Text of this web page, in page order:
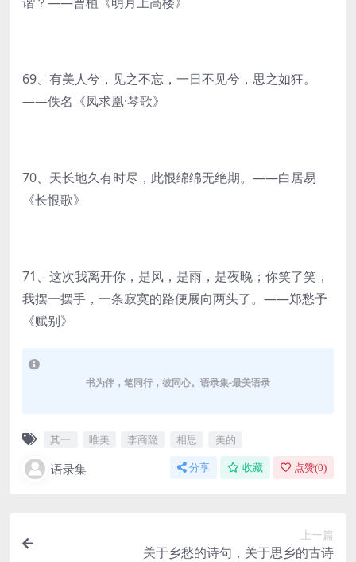
69、有美人兮，见之不忘，一日不见兮，思之如狂。
——佚名《凤求凰·琴歌》
70、天长地久有时尽，此恨绵绵无绝期。——白居易
《长恨歌》
71、这次我离开你，是风，是雨，是夜晚；你笑了笑，
我摆一摆手，一条寂寞的路便展向两头了。——郑愁予
《赋别》
书为伴，笔同行，彼同心。语录集-最美语录
其一 唯美 李商隐 相思 美的
语录集 分享 收藏 点赞(0)
上一篇
关于乡愁的诗句，关于思乡的古诗